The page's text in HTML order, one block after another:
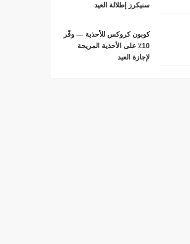
سنيكرز إطلالة العيد
كوبون كروكس للأحذية — وفّر
10٪ على الأحذية المريحة
لإجازة العيد